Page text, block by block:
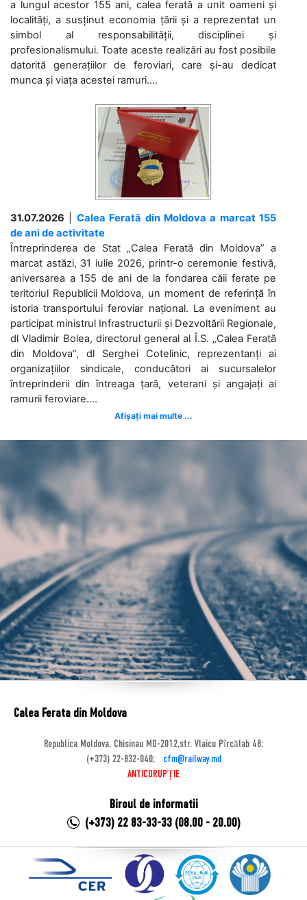
a lungul acestor 155 ani, calea ferată a unit oameni și
localități, a susținut economia țării și a reprezentat un
simbol al responsabilității, disciplinei și
profesionalismului. Toate aceste realizări au fost posibile
datorită generațiilor de feroviari, care și-au dedicat
munca și viața acestei ramuri....
31.07.2026
Calea Ferată din Moldova a marcat 155
de ani de activitate
Întreprinderea de Stat „Calea Ferată din Moldova” a
marcat astăzi, 31 iulie 2026, printr-o ceremonie festivă,
aniversarea a 155 de ani de la fondarea căii ferate pe
teritoriul Republicii Moldova, un moment de referință în
istoria transportului feroviar național. La eveniment au
participat ministrul Infrastructurii și Dezvoltării Regionale,
dl Vladimir Bolea, directorul general al Î.S. „Calea Ferată
din Moldova”, dl Serghei Cotelinic, reprezentanți ai
organizațiilor sindicale, conducători ai sucursalelor
întreprinderii din întreaga țară, veterani și angajați ai
ramurii feroviare....
Afișați mai multe ...
Calea Ferata din Moldova
Republica Moldova, Chisinau MD-2012,str. Vlaicu Pîrcălab 48;
(+373) 22-832-040;
cfm@railway.md
ANTICORUPȚIE
Biroul de informatii
(+373) 22 83-33-33 (08.00 - 20.00)